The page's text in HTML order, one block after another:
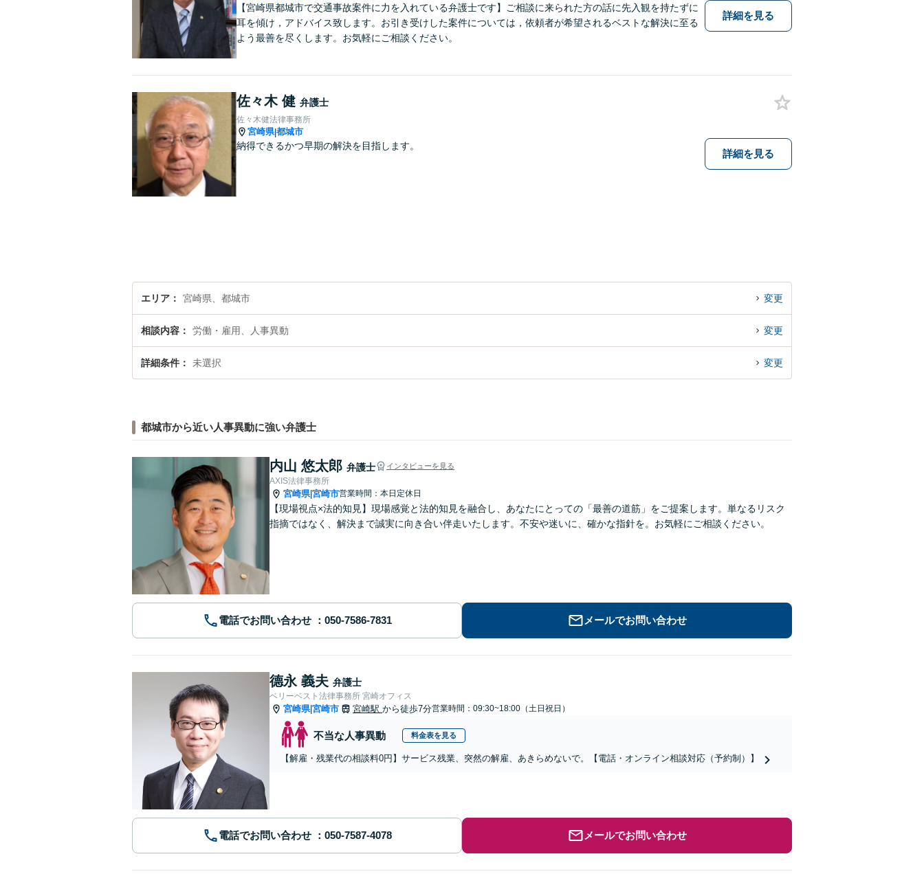
【宮崎県都城市で交通事故案件に力を入れている弁護士です】ご相談に来られた方の話に先入観を持たずに
耳を傾け，アドバイス致します。お引き受けした案件については，依頼者が希望されるベストな解決に至る
よう最善を尽くします。お気軽にご相談ください。
詳細を見る
佐々木 健 弁護士
佐々木健法律事務所
宮崎県|都城市
納得できるかつ早期の解決を目指します。
詳細を見る
エリア 宮崎県、都城市 変更
相談内容 労働・雇用、人事異動 変更
詳細条件 未選択 変更
都城市から近い人事異動に強い弁護士
内山 悠太郎 弁護士 インタビューを見る
AXIS法律事務所
宮崎県|宮崎市営業時間：本日定休日
【現場視点×法的知見】現場感覚と法的知見を融合し、あなたにとっての「最善の道筋」をご提案します。単なるリスク
指摘ではなく、解決まで誠実に向き合い伴走いたします。不安や迷いに、確かな指針を。お気軽にご相談ください。
電話でお問い合わせ メールでお問い合わせ
德永 義夫 弁護士
ベリーベスト法律事務所 宮崎オフィス
宮崎県|宮崎市 宮崎駅 から徒歩7分営業時間：09:30~18:00（土日祝日）
不当な人事異動 料金表を見る
【解雇・残業代の相談料0円】サービス残業、突然の解雇、あきらめないで。【電話・オンライン相談対応（予約制）】
電話でお問い合わせ メールでお問い合わせ